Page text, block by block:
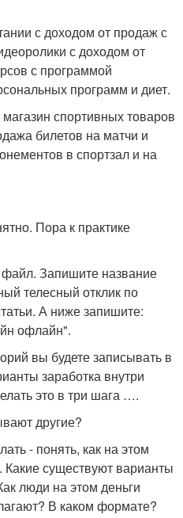
с доходом от продаж с
с доходом от
с программой
программ и диет.
спортивных товаров
билетов на матчи и
в спортзал и на
Пора к практике
Запишите название
телесный отклик по
А ниже запишите:
офлайн".
вы будете записывать в
заработка внутри
это в три шага ….
другие?
- понять, как на этом
существуют варианты
люди на этом деньги
В каком формате?